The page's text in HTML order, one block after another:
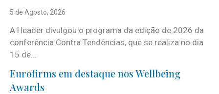
5 de Agosto, 2026
A Header divulgou o programa da edição de 2026 da
conferência Contra Tendências, que se realiza no dia
15 de...
Eurofirms em destaque nos Wellbeing
Awards